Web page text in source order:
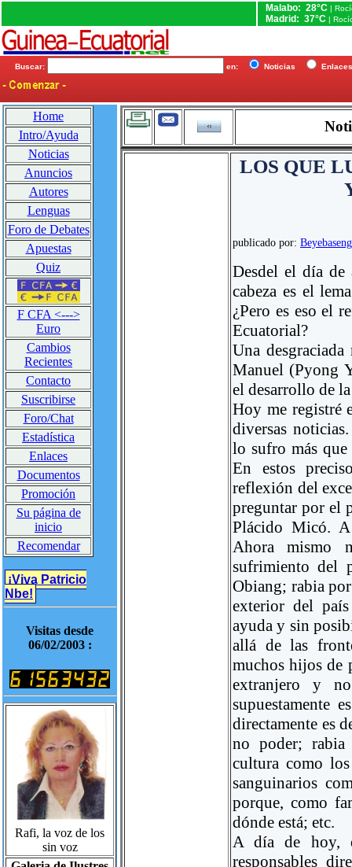
Malabo: 28°C |
Madrid: 37°C |
Buscar: en: Noticias
Home
Intro/Ayuda
Noticias
Anuncios
Autores
Lenguas
Foro de Debates
Apuestas
Quiz
F CFA <--->
Euro
Cambios
Recientes
Contacto
Suscribirse
Foro/Chat
Estadística
Enlaces
Documentos
Promoción
Su página de
inicio
Recomendar
¡Viva Patricio
Nbe!
Visitas desde
06/02/2003 :
Rafi, la voz de los
sin voz
LOS QUE
publicado por:
Desdel el día
cabeza es el
¿Pero es eso el
Ecuatorial?
Una
Manuel (Pyong
el desarrollo de
Hoy me registré
diversas
lo sufro más
En estos
reflexión del
preguntar por el
Plácido Micó.
Ahora mismo
sufrimiento del
Obiang; rabia
exterior del
ayuda y sin
allá de las
muchos hijos de
extranjero y
supuestamente
directamente es
no poder; rabia
cultura como
sanguinarios
porque, como
dónde está; etc.
A día de hoy,
responsables